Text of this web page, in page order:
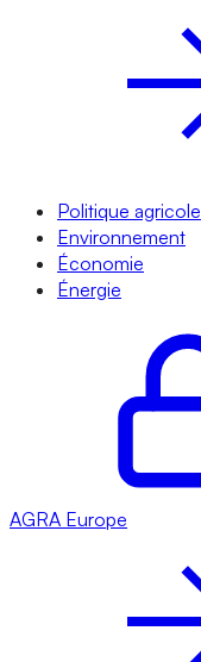
Politique agricole
Environnement
Économie
Énergie
AGRA Europe